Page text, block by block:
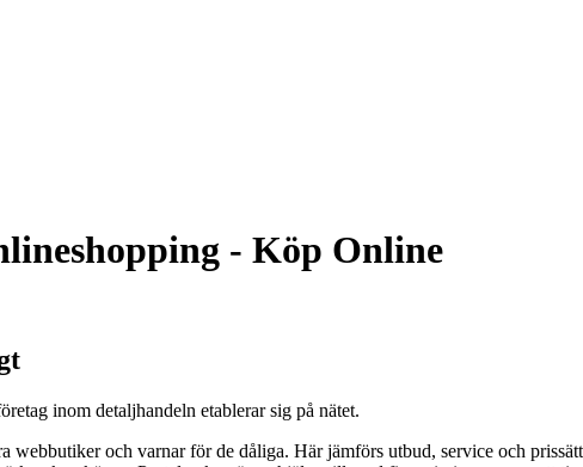
- Köp Online
inom detaljhandeln etablerar sig på nätet.
webbutiker och varnar för de dåliga. Här jämförs utbud, service och